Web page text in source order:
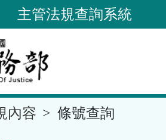
主管法規查詢系統
內容 條號查詢